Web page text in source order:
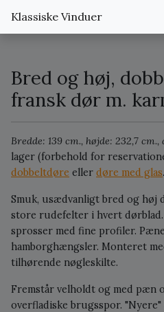
Klassiske Vinduer
Bred og høj,
fransk dør m.
Bredde: 139 cm., højde: 232,7 cm.,
lager (forbehold for
dobbeltdøre eller døre med glas.
Smuk, usædvanligt bred og høj
store rudefelter i hvert dørblad.
sprosser med fine profiler.
hamborghængsler. Monteret
tilhørende nøgleskilte.
Fremstår velholdt og med pæn
overfladiske brugsspor.